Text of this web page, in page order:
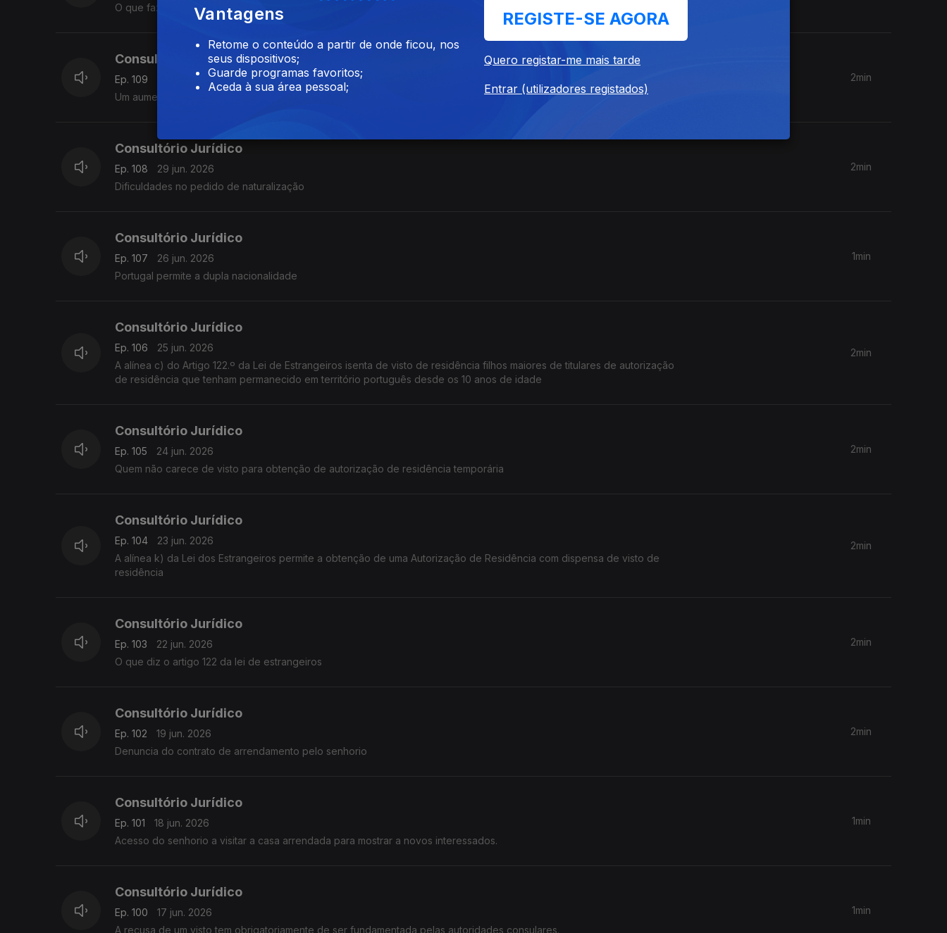
O que fazer perante o indeferimento de pedido de invalidez permanente
Consultório Jurídico
Ep. 109
30 jun. 2026
Um aumento de renda sem base legal não é válido.
2min
Consultório Jurídico
Ep. 108
29 jun. 2026
Dificuldades no pedido de naturalização
2min
Consultório Jurídico
Ep. 107
26 jun. 2026
Portugal permite a dupla nacionalidade
1min
Consultório Jurídico
Ep. 106
25 jun. 2026
A alínea c) do Artigo 122.º da Lei de Estrangeiros isenta de visto de residência filhos maiores de titulares de autorização
de residência que tenham permanecido em território português desde os 10 anos de idade
2min
Consultório Jurídico
Ep. 105
24 jun. 2026
Quem não carece de visto para obtenção de autorização de residência temporária
2min
Consultório Jurídico
Ep. 104
23 jun. 2026
A alínea k) da Lei dos Estrangeiros permite a obtenção de uma Autorização de Residência com dispensa de visto de
residência
2min
Consultório Jurídico
Ep. 103
22 jun. 2026
O que diz o artigo 122 da lei de estrangeiros
2min
Consultório Jurídico
Ep. 102
19 jun. 2026
Denuncia do contrato de arrendamento pelo senhorio
2min
Consultório Jurídico
Ep. 101
18 jun. 2026
Acesso do senhorio a visitar a casa arrendada para mostrar a novos interessados.
1min
Consultório Jurídico
Ep. 100
17 jun. 2026
A recusa de um visto tem obrigatoriamente de ser fundamentada pelas autoridades consulares.
1min
Vantagens
Retome o conteúdo a partir de onde ficou, nos
seus dispositivos;
Guarde programas favoritos;
Aceda à sua área pessoal;
REGISTE-SE AGORA
Quero registar-me mais tarde
Entrar (utilizadores registados)